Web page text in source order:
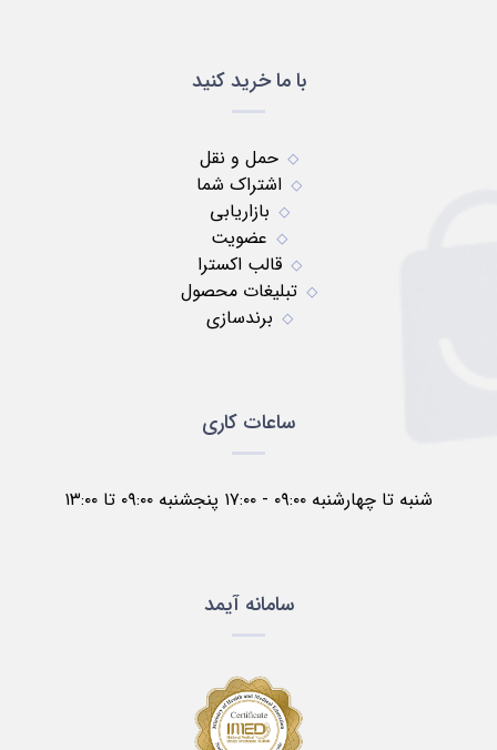
با ما خرید کنید
حمل و نقل
اشتراک شما
بازاریابی
عضویت
قالب اکسترا
تبلیغات محصول
برندسازی
ساعات کاری
شنبه تا چهارشنبه ۰۹:۰۰ - ۱۷:۰۰ پنجشنبه ۰۹:۰۰ تا ۱۳:۰۰
سامانه آیمد